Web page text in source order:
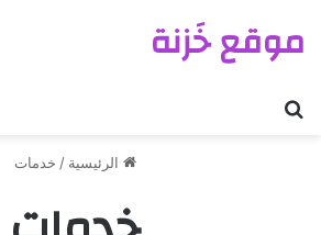
موقع خَزنة
الرئيسية / خدمات